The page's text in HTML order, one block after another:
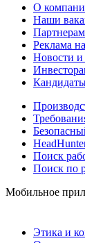
О
Наши
Партнерам
Реклама
Новости и
Поиск
Поиск по
Мобильное
Этика и